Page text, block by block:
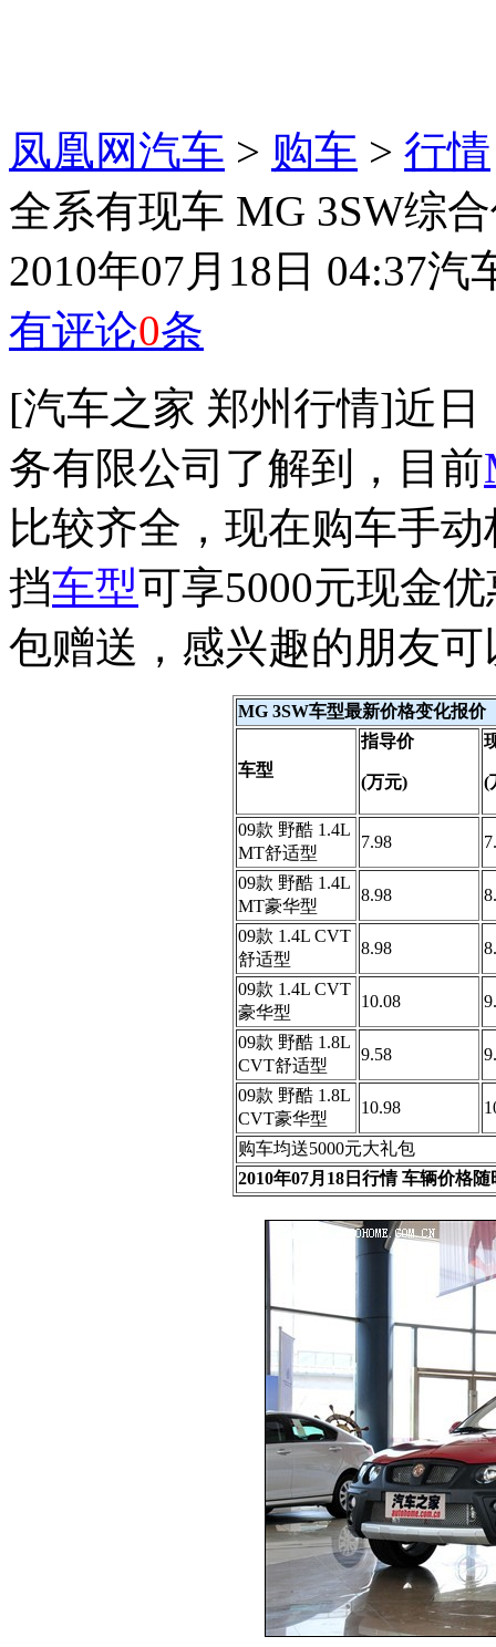
凤凰网汽车 > 购车 > 行情
全系有现车 MG 3SW综
2010年07月18日 04:37汽
有评论0条
[汽车之家 郑州行情]近
务有限公司了解到，目前
比较齐全，现在购车手
挡车型可享5000元现金
包赠送，感兴趣的朋友
MG 3SW车型最新价格变化报价
车型
指导价
(万元) (
09款 野酷 1.4L
MT舒适型
7.98
09款 野酷 1.4L
MT豪华型
8.98
09款 1.4L CVT
舒适型
8.98
09款 1.4L CVT
豪华型
10.08
09款 野酷 1.8L
CVT舒适型
9.58
09款 野酷 1.8L
CVT豪华型
10.98
购车均送5000元大礼包
2010年07月18日行情 车辆价格